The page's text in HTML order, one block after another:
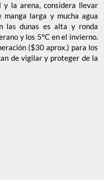
y la arena, considera llevar
larga y mucha agua
las dunas es alta y ronda
y los 5°C en el invierno.
($30 aprox.) para los
de vigilar y proteger de la